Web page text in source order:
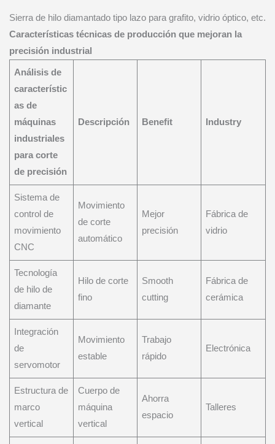
Sierra de hilo diamantado tipo lazo para grafito, vidrio óptico, etc.
Características técnicas de producción que mejoran la
precisión industrial
Análisis de
característic
as de
máquinas
industriales
para corte
de precisión
Descripción Benefit Industry
Sistema de
control de
movimiento
CNC
Movimiento
de corte
automático
Mejor
precisión
Fábrica de
vidrio
Tecnología
de hilo de
diamante
Hilo de corte
fino
Smooth
cutting
Fábrica de
cerámica
Integración
de
servomotor
Movimiento
estable
Trabajo
rápido
Electrónica
Estructura de
marco
vertical
Cuerpo de
máquina
vertical
Ahorra
espacio
Talleres